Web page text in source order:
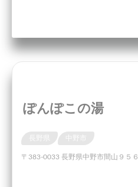
ぽんぽこの湯
〒383-0033 長野県中野市間山９５６